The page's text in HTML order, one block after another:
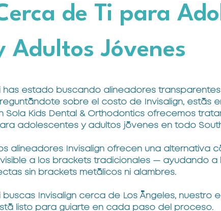
de Ti para
Adultos Jóvenes
has estado buscando alineadores
sobre el costo de Invisalign, estás
Sola Kids Dental & Orthodontics ofrecemos
adolescentes y adultos jóvenes en todo
alineadores Invisalign ofrecen una alternativa
a los brackets tradicionales — ayudando a
sin brackets metálicos ni alambres.
buscas Invisalign cerca de Los Ángeles, nuestro
listo para guiarte en cada paso del proceso.